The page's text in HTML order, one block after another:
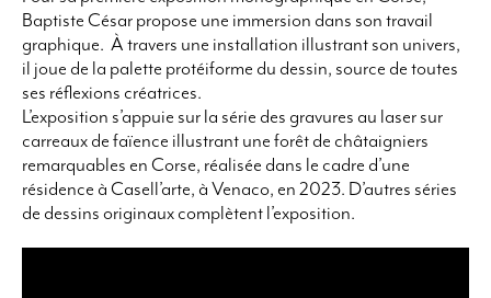
Baptiste César propose une immersion dans son travail
graphique. À travers une installation illustrant son univers,
il joue de la palette protéiforme du dessin, source de toutes
ses réflexions créatrices.
L’exposition s’appuie sur la série des gravures au laser sur
carreaux de faïence illustrant une forêt de châtaigniers
remarquables en Corse, réalisée dans le cadre d’une
résidence à Casell’arte, à Venaco, en 2023. D’autres séries
de dessins originaux complètent l’exposition.